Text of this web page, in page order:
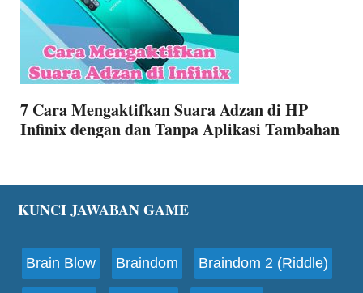
7 Cara Mengaktifkan Suara Adzan di HP
Infinix dengan dan Tanpa Aplikasi Tambahan
Footer
KUNCI JAWABAN GAME
Brain Blow Braindom Braindom 2 (Riddle)